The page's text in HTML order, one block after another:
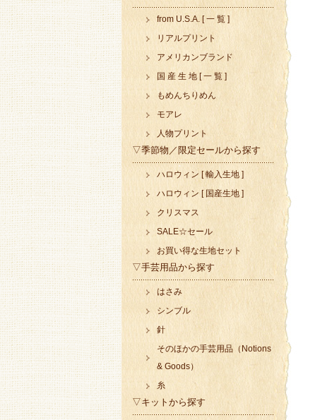
from U.S.A. [ 一 覧 ]
リアルプリント
アメリカンブランド
国 産 生 地 [ 一 覧 ]
もめんちりめん
モアレ
人物プリント
▽季節物／限定セールから探す
ハロウィン [ 輸入生地 ]
ハロウィン [ 国産生地 ]
クリスマス
SALE☆セール
お買い得な生地セット
▽手芸用品から探す
はさみ
シンブル
針
そのほかの手芸用品（Notions
& Goods）
糸
▽キットから探す